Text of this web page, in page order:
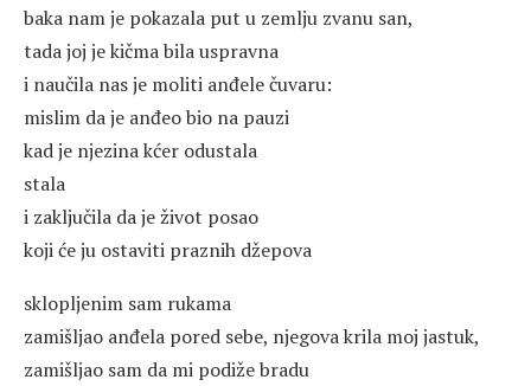
baka nam je pokazala put u zemlju zvanu san,
tada joj je kičma bila uspravna
i naučila nas je moliti anđele čuvaru:
mislim da je anđeo bio na pauzi
kad je njezina kćer odustala
stala
i zaključila da je život posao
koji će ju ostaviti praznih džepova
sklopljenim sam rukama
zamišljao anđela pored sebe, njegova krila moj jastuk,
zamišljao sam da mi podiže bradu